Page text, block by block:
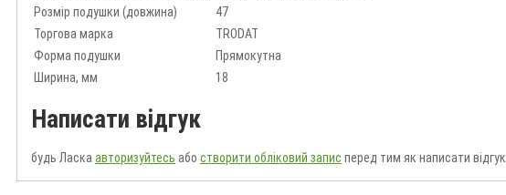
Розмір подушки (довжина)
47
Торгова марка
TRODAT
Форма подушки
Прямокутна
Ширина, мм
18
Написати відгук
будь Ласка авторизуйтесь або створити обліковий запис перед тим як написати відгук